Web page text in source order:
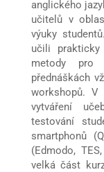
anglického
učitelů v
výuky
učili
metody pro
přednáškách
workshopů.
vytváření
testování
smartphonů
(Edmodo,
velká část